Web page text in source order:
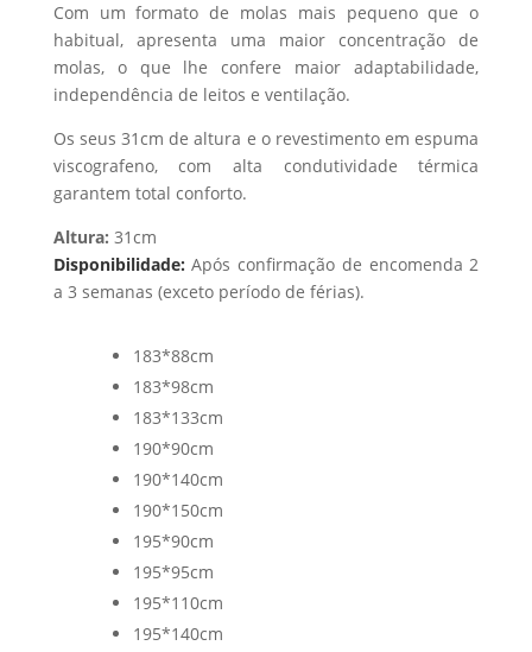
Com um formato de molas mais pequeno que o
habitual, apresenta uma maior concentração de
molas, o que lhe confere maior adaptabilidade,
independência de leitos e ventilação.
Os seus 31cm de altura e o revestimento em espuma
viscografeno, com alta condutividade térmica
garantem total conforto.
Altura: 31cm
Disponibilidade:Após confirmação de encomenda 2
a 3 semanas (exceto período de férias).
183*88cm
183*98cm
183*133cm
190*90cm
190*140cm
190*150cm
195*90cm
195*95cm
195*110cm
195*140cm